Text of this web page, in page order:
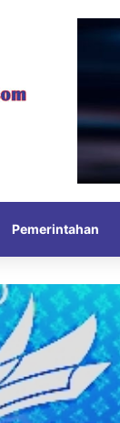
Pemerintahan